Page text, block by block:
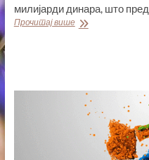
милијарди динара, што
Прочитај вишеПРЕДЛОЖЕН
3,71
МИЛИЈАРДУ
ДИНАРА